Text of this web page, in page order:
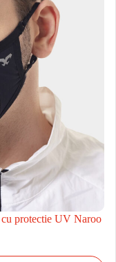
protectie UV Naroo